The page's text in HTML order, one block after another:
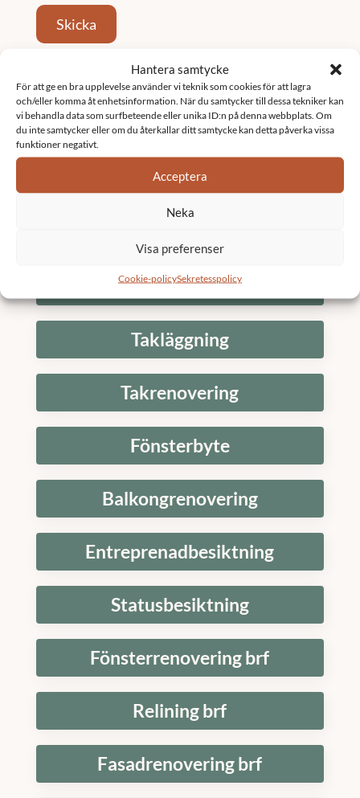
Hantera samtycke
För att ge en bra upplevelse använder vi teknik som cookies för att lagra
och/eller komma åt enhetsinformation. När du samtycker till dessa tekniker kan
vi behandla data som surfbeteende eller unika ID:n på denna webbplats. Om
du inte samtycker eller om du återkallar ditt samtycke kan detta påverka vissa
funktioner negativt.
Acceptera
Neka
Visa preferenser
Cookie-policySekretesspolicy
Skicka
Tjänster
Fastighetsförvaltning
Underhållsplan
Stambyte
Takläggning
Takrenovering
Fönsterbyte
Balkongrenovering
Entreprenadbesiktning
Statusbesiktning
Fönsterrenovering brf
Relining brf
Fasadrenovering brf